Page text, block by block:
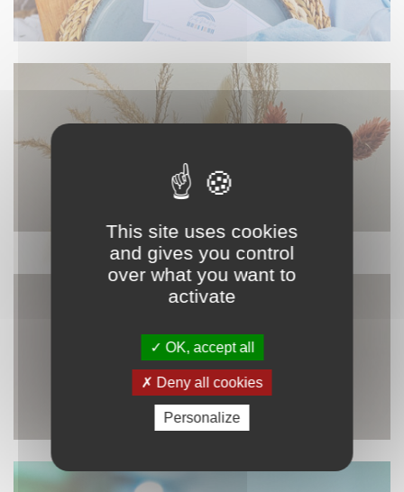
DÉCORATION
This site uses cookies
and gives you control
over what you want to
activate
OK, accept all
Deny all cookies
Personalize